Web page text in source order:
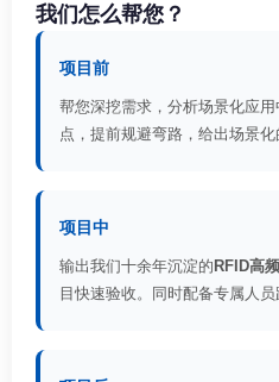
我们怎么帮您？
项目前
帮您深挖需求，分析场景化应
点，提前规避弯路，给出场景化
项目中
输出我们十余年沉淀的 RFID高
目快速验收。同时配备专属人员